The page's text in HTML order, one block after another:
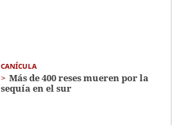
CANÍCULA
Más de 400 reses mueren por la
sequía en el sur